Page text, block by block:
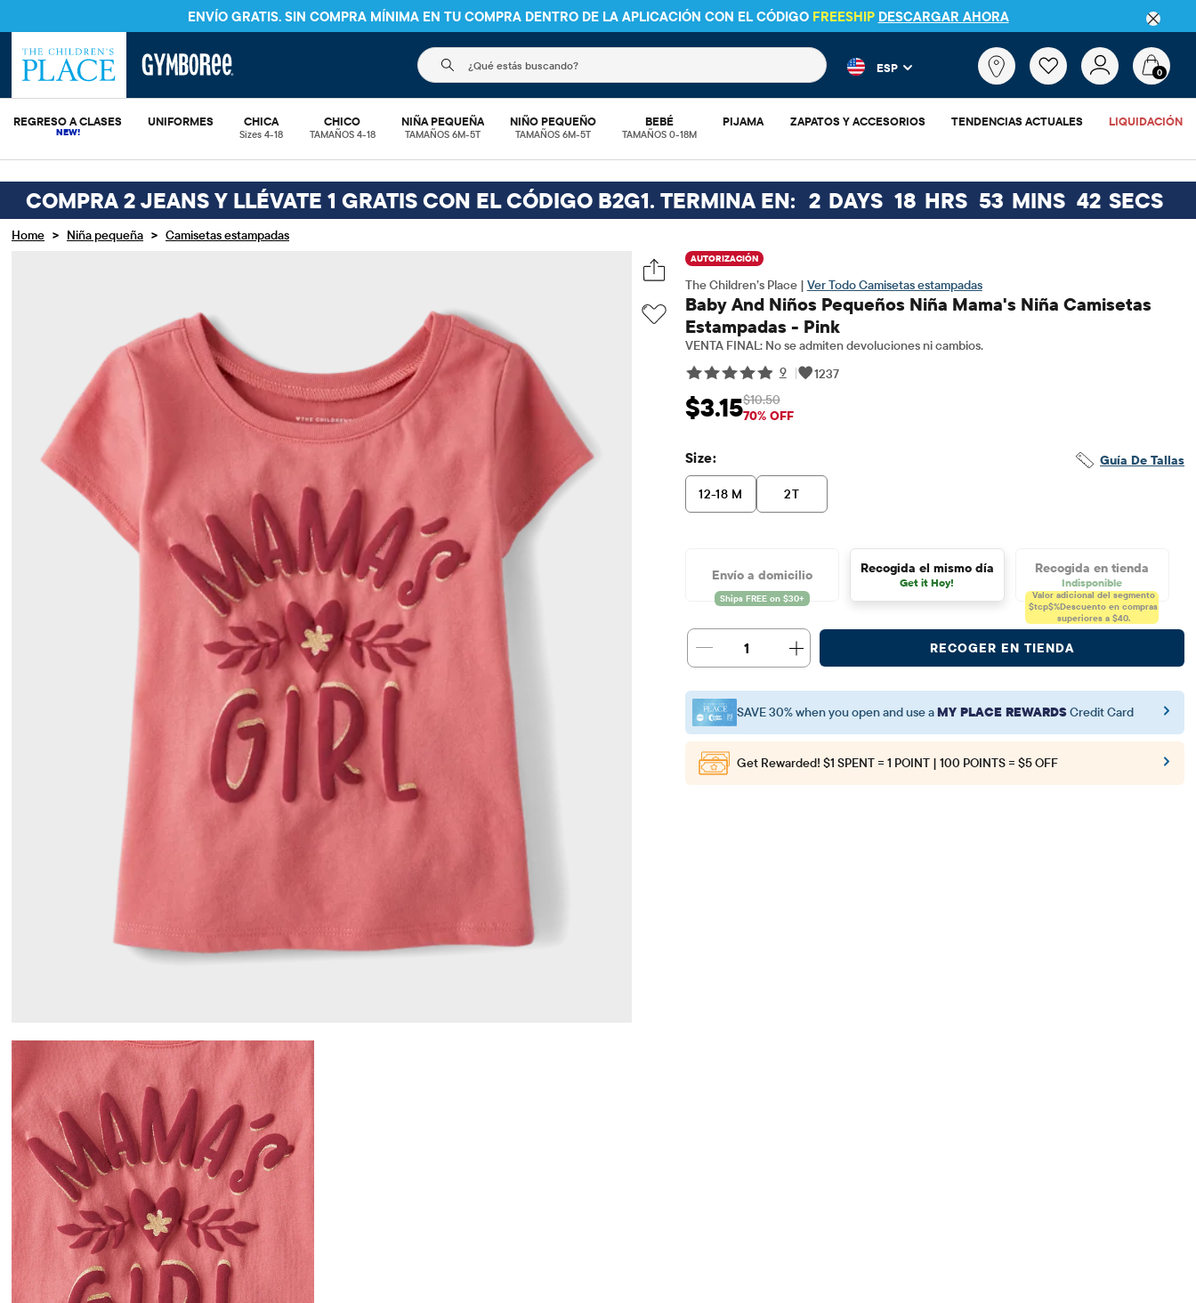
ENVÍO GRATIS. SIN COMPRA MÍNIMA EN TU COMPRA DENTRO DE LA APLICACIÓN CON EL CÓDIGO FREESHIP DESCARGAR AHORA
El siguiente campo de búsqueda filtra las búsquedas más populares y los resultados de productos a medida que
¿Qué
estás
ESP 0
REGRESO A CLASES UNIFORMES CHICA
Sizes 4-18
CHICO
TAMAÑOS 4-18
NIÑA PEQUEÑA
TAMAÑOS 6M-5T
NIÑO PEQUEÑO
TAMAÑOS 6M-5T
BEBÉ
TAMAÑOS 0-18M
PIJAMA ZAPATOS Y ACCESORIOS TENDENCIAS ACTUALES LIQUIDACIÓN
COMPRA 2 JEANS Y LLÉVATE 1 GRATIS CON EL CÓDIGO B2G1. TERMINA EN: 2 DAYS 18 HRS 53 MINS 41 SECS
Home > Niña pequeña > Camisetas estampadas
AUTORIZACIÓN
The Children’s Place | Ver Todo Camisetas estampadas
Baby And Niños Pequeños Niña Mama's Niña Camisetas
Estampadas - Pink
VENTA FINAL: No se admiten devoluciones ni cambios.
9 | 1237
Precio de venta: $3.15
$3.15 Precio original: $10.5
$10.50
70% OFF
Guía De Tallas
Size:
12-18 M 2T
Envío a domicilio Recogida el mismo día
Get it Hoy!
Recogida en tienda
Indisponible
Valor adicional del segmento
$tcp$%Descuento en compras
superiores a $40.
1 RECOGER EN TIENDA
SAVE 30% when you open and use aMY PLACE REWARDSCredit Card
Get Rewarded! $1 SPENT = 1 POINT | 100 POINTS = $5 OFF